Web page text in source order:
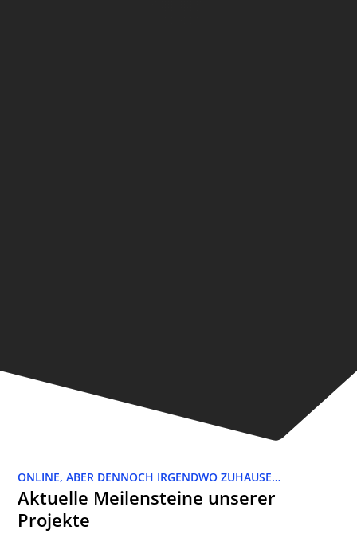
ONLINE, ABER DENNOCH IRGENDWO ZUHAUSE…
Aktuelle Meilensteine unserer
Projekte